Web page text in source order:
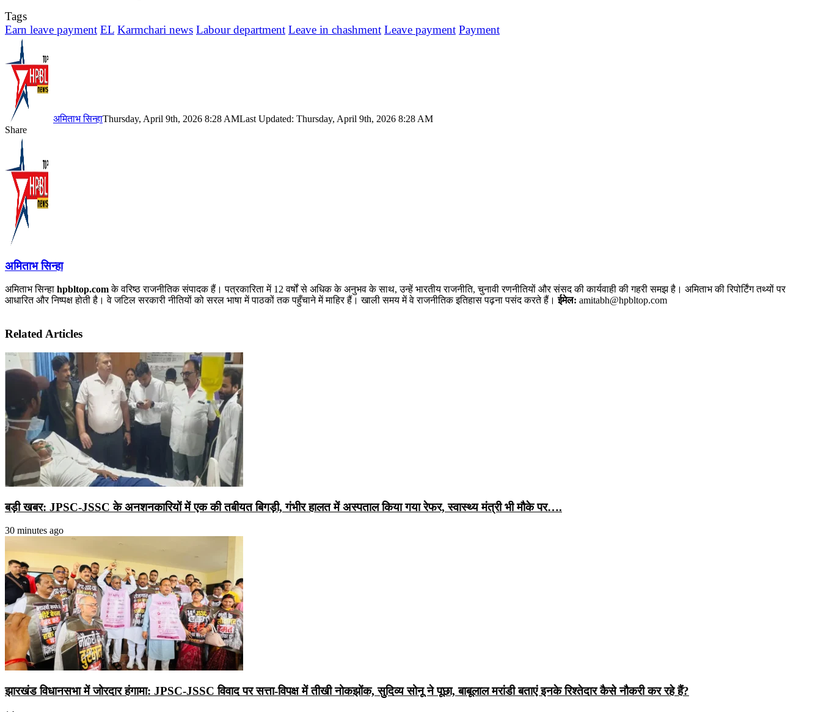
Tags
Earn leave payment EL Karmchari news Labour department Leave in chashment Leave payment Payment
अमिताभ सिन्हाThursday, April 9th, 2026 8:28 AMLast Updated: Thursday, April 9th, 2026 8:28 AM
Share
Facebook
LinkedIn
Pinterest
WhatsApp
Telegram
अमिताभ सिन्हा
अमिताभ सिन्हा hpbltop.comके वरिष्ठ राजनीतिक संपादक हैं। पत्रकारिता में 12 वर्षों से अधिक के अनुभव के साथ, उन्हें भारतीय राजनीति, चुनावी रणनीतियों और संसद की कार्यवाही की गहरी समझ है। अमिताभ की रिपोर्टिंग तथ्यों पर
आधारित और निष्पक्ष होती है। वे जटिल सरकारी नीतियों को सरल भाषा में पाठकों तक पहुँचाने में माहिर हैं। खाली समय में वे राजनीतिक इतिहास पढ़ना पसंद करते हैं।ईमेल: amitabh@hpbltop.com
Related Articles
बड़ी खबर: JPSC-JSSC के अनशनकारियों में एक की तबीयत बिगड़ी, गंभीर हालत में अस्पताल किया गया रेफर, स्वास्थ्य मंत्री भी मौके पर….
30 minutes ago
झारखंड विधानसभा में जोरदार हंगामा: JPSC-JSSC विवाद पर सत्ता-विपक्ष में तीखी नोकझोंक, सुदिव्य सोनू ने पूछा, बाबूलाल मरांडी बताएं इनके रिश्तेदार कैसे नौकरी कर रहे हैं?